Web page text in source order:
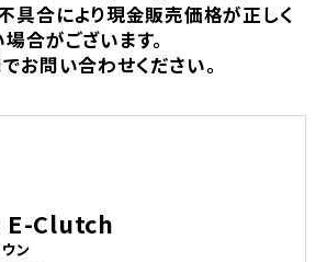
具合により現金販売価格が正しく
合がございます。
お問い合わせください。
E-Clutch
ン
ム 横浜都筑
ム 横浜旭
ム 横浜緑
ム 姫路
ム 高知